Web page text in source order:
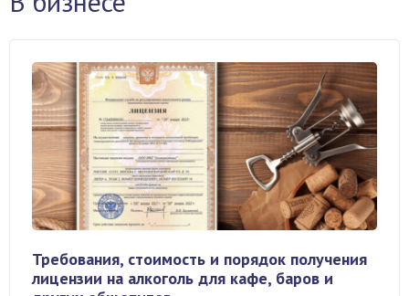
Требования, стоимость и порядок получения
лицензии на алкоголь для кафе, баров и